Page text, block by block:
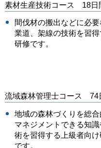
素材生産技術コース 18
間伐材の搬出などに必
業道、架線の技術を習得
研修です。
流域森林管理士コース
地域の森林づくりを総合
マネジメントできる知
術を習得する上級者向け
です。